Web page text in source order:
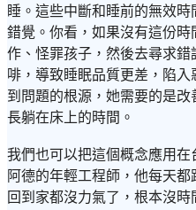
睡。這些中斷和睡前的無效
錯覺。你看，如果沒有這份
作、怪罪孩子，然後去尋求
啡，導致睡眠品質更差，陷
到問題的根源，她需要的是
長躺在床上的時間。
我們也可以把這個概念應用
阿德的年輕工程師，他每天
回到家都沒力氣了，根本沒